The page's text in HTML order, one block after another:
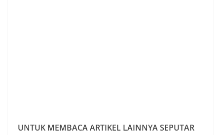
UNTUK MEMBACA ARTIKEL LAINNYA SEPUTAR